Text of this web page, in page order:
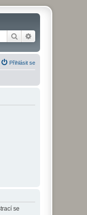
Hledat
Přihlásit se
se